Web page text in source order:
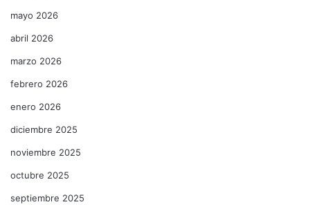
mayo 2026
abril 2026
marzo 2026
febrero 2026
enero 2026
diciembre 2025
noviembre 2025
octubre 2025
septiembre 2025